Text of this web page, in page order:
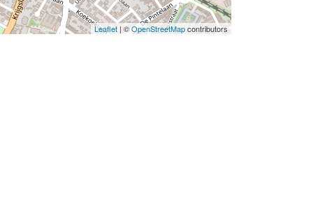
Leaflet | ©OpenStreetMapcontributors